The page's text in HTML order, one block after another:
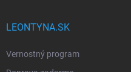
LEONTYNA.SK
Vernostný program